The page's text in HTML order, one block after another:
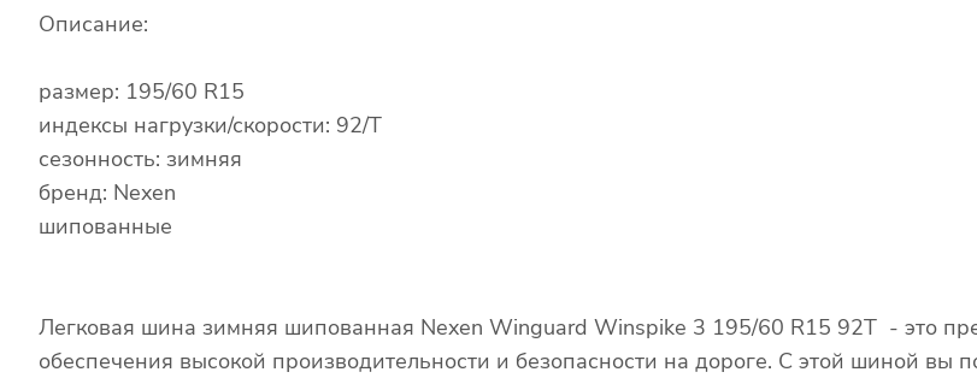
Описание:
размер: 195/60 R15
индексы нагрузки/скорости: 92/T
сезонность: зимняя
бренд: Nexen
шипованные
Легковая шина зимняя шипованная Nexen Winguard Winspike 3 195/60 R15 92T - это
обеспечения высокой производительности и безопасности на дороге. С этой шиной вы